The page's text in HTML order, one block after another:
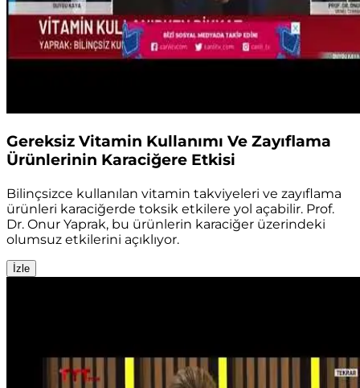
Gereksiz Vitamin Kullanımı Ve Zayıflama
Ürünlerinin Karaciğere Etkisi
Bilinçsizce kullanılan vitamin takviyeleri ve zayıflama
ürünleri karaciğerde toksik etkilere yol açabilir. Prof.
Dr. Onur Yaprak, bu ürünlerin karaciğer üzerindeki
olumsuz etkilerini açıklıyor.
İzle